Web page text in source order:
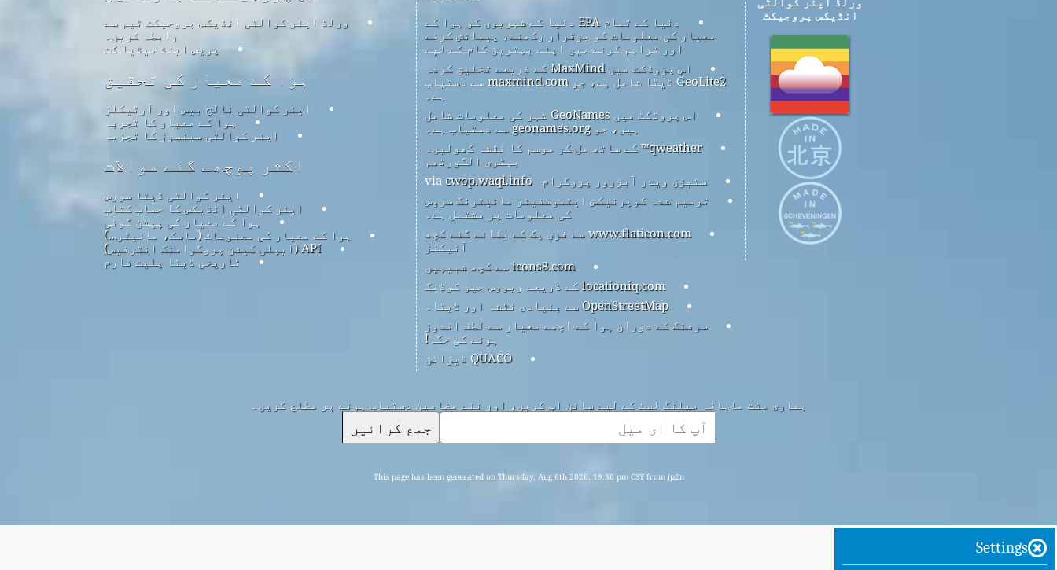
ورلڈ ایئر کوالٹی انڈیکس پروجیکٹ ٹیم سے
رابطہ کریں۔
پریس اینڈ میڈیا کٹ
ہوا کے معیار کی تحقیق
ایئر کوالٹی نالج بیس اور آرٹیکلز
ہوا کے معیار کا تجربہ
ایئر کوالٹی سینسرز کا تجزیہ
اکثر پوچھے گئے سوالات
ایئر کوالٹی ڈیٹا سورس
ایئر کوالٹی انڈیکس کا حساب کتاب
ہوا کے معیار کی پیشن گوئی
ہوا کے معیار کی مصنوعات (ماسک، مانیٹر…)
API (ایپلی کیشن پروگرامنگ انٹرفیس)
تاریخی ڈیٹا پلیٹ فارم
دنیا کے تمام EPA دنیا کے شہریوں کو ہوا کے
معیار کی معلومات کو برقرار رکھنے، پیمائش کرنے
اور فراہم کرنے میں اپنے بہترین کام کے لیے
اس پروڈکٹ میں MaxMind کے ذریعے تخلیق کردہ
GeoLite2 ڈیٹا شامل ہے، جو maxmind.com سے دستیاب
ہے۔
اس پروڈکٹ میں GeoNames شہر کی معلومات شامل
ہیں، جو geonames.org سے دستیاب ہے۔
qweather™ کے ساتھ مل کر موسم کا نقشہ کھولیں۔
بہتری الگورتھم
سٹیزن ویدر آبزرور پروگرام
cwop.waqi.info
ترمیم شدہ کوپرنیکس ایٹموسفیئر مانیٹرنگ سروس
کی معلومات پر مشتمل ہے۔
www.flaticon.com سے فری پک کے بنائے گئے کچھ
آئیکنز
icons8.com سے کچھ شبیہیں
locationiq.com کے ذریعے ریورس جیو کوڈنگ
OpenStreetMap سے بنیادی نقشہ اور ڈیٹا۔
سرفنگ کے دوران ہوا کے اچھے معیار سے لطف اندوز
ہونے کی جگہ!
QUACO ڈیزائن
انڈیکس پروجیکٹ
ہماری مفت ماہانہ میلنگ لسٹ کے لیے سائن اپ کریں، اور نئے مضامین دستیاب ہونے پر مطلع کریں۔
جمع کرائیں
This page has been generated on Thursday, Aug 6th 2026, 19:36 pm CST from jp2n
Settings